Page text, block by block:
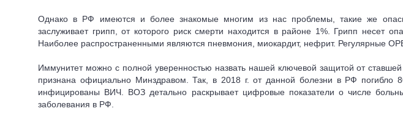
Однако в РФ имеются и более знакомые многим из нас проблемы, такие же
заслуживает грипп, от которого риск смерти находится в районе 1%. Грипп несет
Наиболее распространенными являются пневмония, миокардит, нефрит. Регулярные
Иммунитет можно с полной уверенностью назвать нашей ключевой защитой от
признана официально Минздравом. Так, в 2018 г. от данной болезни в РФ погибло
инфицированы ВИЧ. ВОЗ детально раскрывает цифровые показатели о числе
заболевания в РФ.